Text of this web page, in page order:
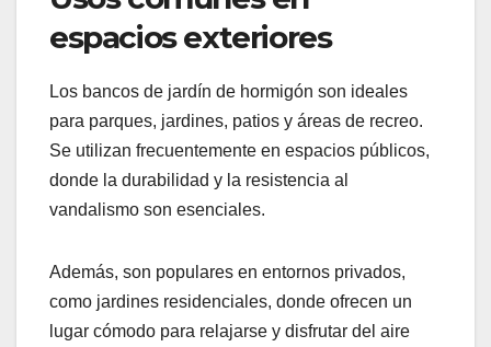
espacios exteriores
Los bancos de jardín de hormigón son ideales
para parques, jardines, patios y áreas de recreo.
Se utilizan frecuentemente en espacios públicos,
donde la durabilidad y la resistencia al
vandalismo son esenciales.
Además, son populares en entornos privados,
como jardines residenciales, donde ofrecen un
lugar cómodo para relajarse y disfrutar del aire